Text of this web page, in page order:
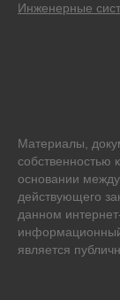
Инженерные
Материалы,
собственностью
основании
действующего
данном
информационный
является